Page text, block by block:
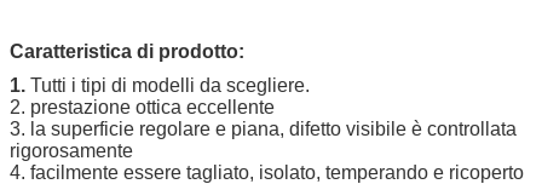
Caratteristica di prodotto:
1. Tutti i tipi di modelli da scegliere.
2. prestazione ottica eccellente
3. la superficie regolare e piana, difetto visibile è controllata
rigorosamente
4. facilmente essere tagliato, isolato, temperando e ricoperto